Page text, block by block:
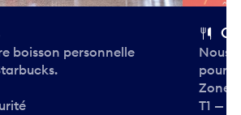
boisson personnelle
Nous
pour
Zone.
T1 —